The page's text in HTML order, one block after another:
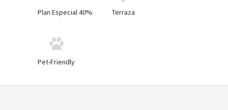
Plan Especial 40% Terraza
Pet-Friendly